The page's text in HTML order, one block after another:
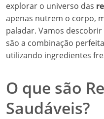
explorar o universo das
apenas nutrem o corpo,
paladar. Vamos
são a combinação
utilizando ingredientes
O que são
Saudáveis?